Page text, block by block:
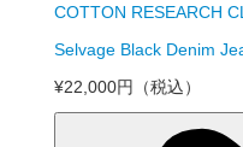
COTTON RESEARCH
Selvage Black Denim
¥22,000円
（税込）